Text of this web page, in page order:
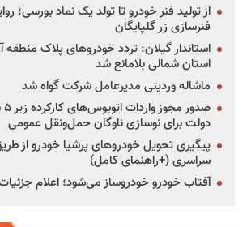
از تولید فنر خودرو تا تولد یک نماد بورسی؛
فنرسازی زر گلپایگان
استان شمالی بلامانع شد
ماشاله وردینی مدیرعامل شرکت گواه شد
دولت برای نوسازی ناوگان حمل‌ونقل عمومی
پیگیری تحویل خودروهای پرشیا خودرو از
سراسری (+راهنمای کامل)
آفتاب خودرو خودروساز می‌شود؛ اعلام